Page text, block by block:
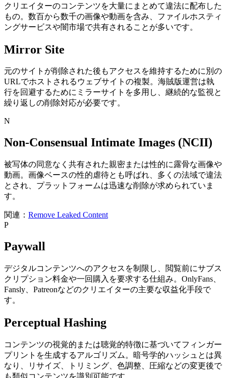
クリエイターのコンテンツを大量にまとめて違法に配布した
もの。数百から数千の画像や動画を含み、ファイルホスティ
ングサービスや闇市場で共有されることが多いです。
Mirror Site
元のサイトが削除された後もアクセスを維持するために別の
URLでホストされるウェブサイトの複製。海賊版運営は執
行を回避するためにミラーサイトを多用し、継続的な監視と
繰り返しの削除対応が必要です。
N
Non-Consensual Intimate Images (NCII)
被写体の同意なく共有された親密または性的に露骨な画像や
動画。画像ベースの性的虐待とも呼ばれ、多くの法域で違法
とされ、プラットフォームは迅速な削除が求められていま
す。
関連： Remove Leaked Content
P
Paywall
デジタルコンテンツへのアクセスを制限し、閲覧前にサブス
クリプション料金や一回購入を要求する仕組み。OnlyFans、
Fansly、Patreonなどのクリエイターの主要な収益化手段で
す。
Perceptual Hashing
コンテンツの視覚的または聴覚的特徴に基づいてフィンガー
プリントを生成するアルゴリズム。暗号学的ハッシュとは異
なり、リサイズ、トリミング、色調整、圧縮などの変更後で
も類似コンテンツを識別可能です。